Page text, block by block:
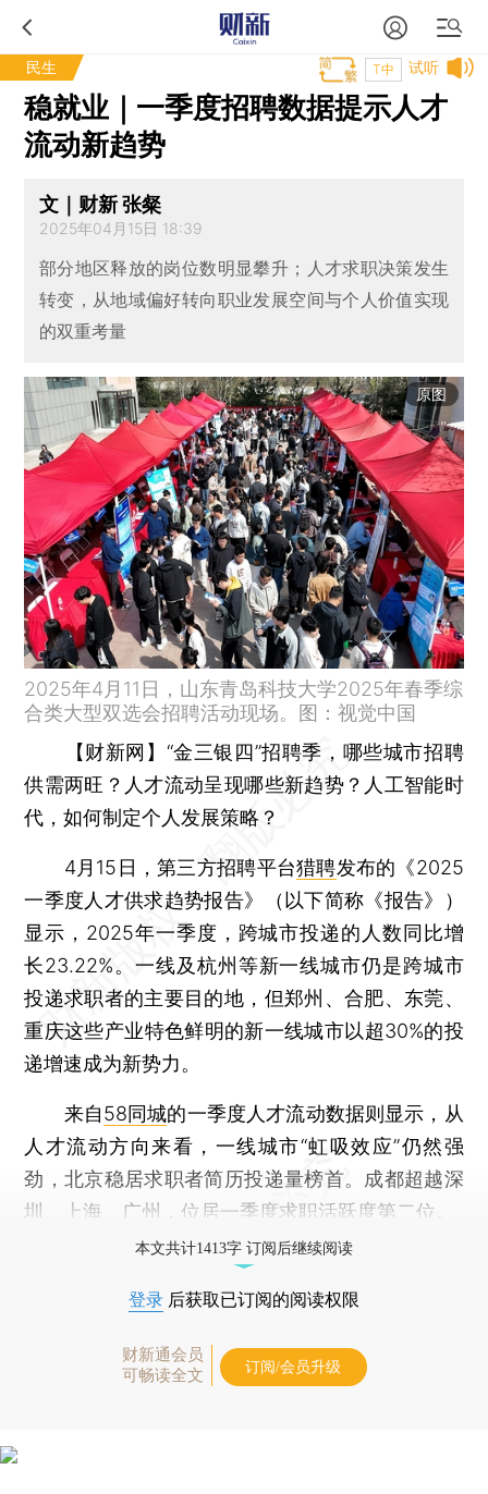
民生 试听
T中
稳就业｜一季度招聘数据提示人才
流动新趋势
文｜财新 张粲
2025年04月15日 18:39
部分地区释放的岗位数明显攀升；人才求职决策发生
转变，从地域偏好转向职业发展空间与个人价值实现
的双重考量
原图
2025年4月11日，山东青岛科技大学2025年春季综
合类大型双选会招聘活动现场。图：视觉中国
【财新网】 “金三银四”招聘季，哪些城市招聘
供需两旺？人才流动呈现哪些新趋势？人工智能时
代，如何制定个人发展策略？
4月15日，第三方招聘平台猎聘发布的《2025
一季度人才供求趋势报告》（以下简称《报告》）
显示，2025年一季度，跨城市投递的人数同比增
长23.22%。一线及杭州等新一线城市仍是跨城市
投递求职者的主要目的地，但郑州、合肥、东莞、
重庆这些产业特色鲜明的新一线城市以超30%的投
递增速成为新势力。
来自58同城的一季度人才流动数据则显示，从
人才流动方向来看，一线城市“虹吸效应”仍然强
劲，北京稳居求职者简历投递量榜首。成都超越深
圳、上海、广州，位居一季度求职活跃度第二位。
本文共计1413字 订阅后继续阅读
登录 后获取已订阅的阅读权限
财新通会员
可畅读全文
订阅/会员升级